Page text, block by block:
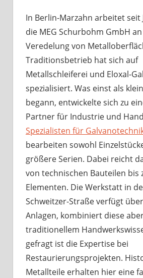
In Berlin-Marzahn arbeitet seit
die MEG Schurbohm GmbH
Veredelung von
Traditionsbetrieb hat sich auf
Metallschleiferei und Eloxal-
spezialisiert. Was einst als
begann, entwickelte sich zu
Partner für Industrie und
Spezialisten für
bearbeiten sowohl
größere Serien. Dabei reicht
von technischen Bauteilen bis
Elementen. Die Werkstatt in
Schweitzer-Straße verfügt
Anlagen, kombiniert diese
traditionellem
gefragt ist die Expertise bei
Restaurierungsprojekten.
Metallteile erhalten hier eine